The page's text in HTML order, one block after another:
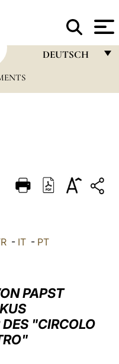
DEUTSCH
DEUTSCH
العربيّة
LATINE
- IT - PT
PAPST
"CIRCOLO